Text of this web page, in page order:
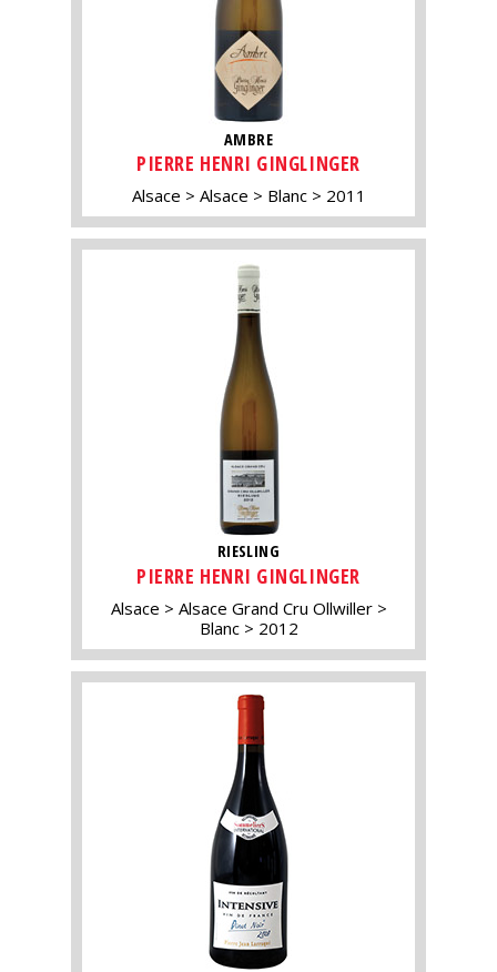
AMBRE
PIERRE HENRI GINGLINGER
Alsace Alsace Blanc 2011
RIESLING
PIERRE HENRI GINGLINGER
Alsace
Alsace Grand Cru Ollwiller
Blanc
2012